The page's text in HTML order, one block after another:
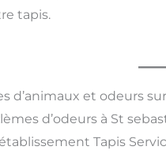
tapis.
d’animaux et odeurs
d’odeurs à St
Tapis